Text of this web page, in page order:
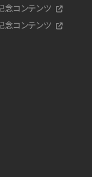
念コンテンツ
念コンテンツ